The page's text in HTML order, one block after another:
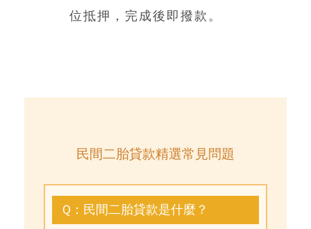
位抵押，完成後即撥款。
民間二胎貸款精選常見問題
Q：民間二胎貸款是什麼？